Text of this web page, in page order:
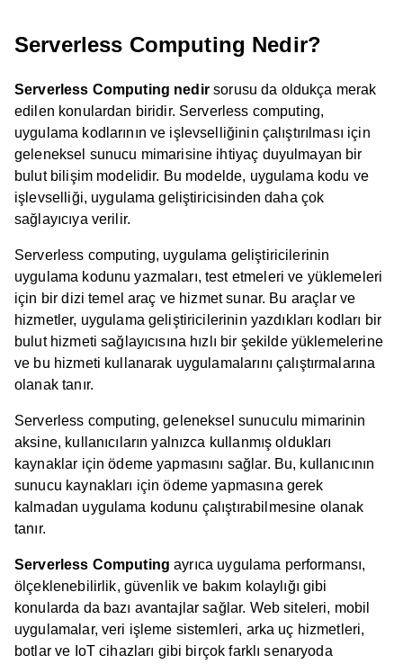
Serverless Computing Nedir?
Serverless Computing nedirsorusu da oldukça merak
edilen konulardan biridir. Serverless computing,
uygulama kodlarının ve işlevselliğinin çalıştırılması için
geleneksel sunucu mimarisine ihtiyaç duyulmayan bir
bulut bilişim modelidir. Bu modelde, uygulama kodu ve
işlevselliği, uygulama geliştiricisinden daha çok
sağlayıcıya verilir.
Serverless computing, uygulama geliştiricilerinin
uygulama kodunu yazmaları, test etmeleri ve yüklemeleri
için bir dizi temel araç ve hizmet sunar. Bu araçlar ve
hizmetler, uygulama geliştiricilerinin yazdıkları kodları bir
bulut hizmeti sağlayıcısına hızlı bir şekilde yüklemelerine
ve bu hizmeti kullanarak uygulamalarını çalıştırmalarına
olanak tanır.
Serverless computing, geleneksel sunuculu mimarinin
aksine, kullanıcıların yalnızca kullanmış oldukları
kaynaklar için ödeme yapmasını sağlar. Bu, kullanıcının
sunucu kaynakları için ödeme yapmasına gerek
kalmadan uygulama kodunu çalıştırabilmesine olanak
tanır.
Serverless Computing ayrıca uygulama performansı,
ölçeklenebilirlik, güvenlik ve bakım kolaylığı gibi
konularda da bazı avantajlar sağlar. Web siteleri, mobil
uygulamalar, veri işleme sistemleri, arka uç hizmetleri,
botlar ve IoT cihazları gibi birçok farklı senaryoda